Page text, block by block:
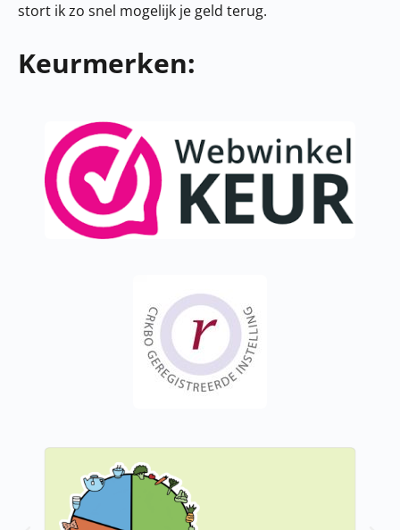
stort ik zo snel mogelijk je geld terug.
Keurmerken: